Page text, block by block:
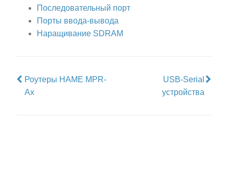
Последовательный порт
Порты ввода-вывода
Наращивание SDRAM
Роутеры HAME MPR-
Ax
USB-Serial
устройства